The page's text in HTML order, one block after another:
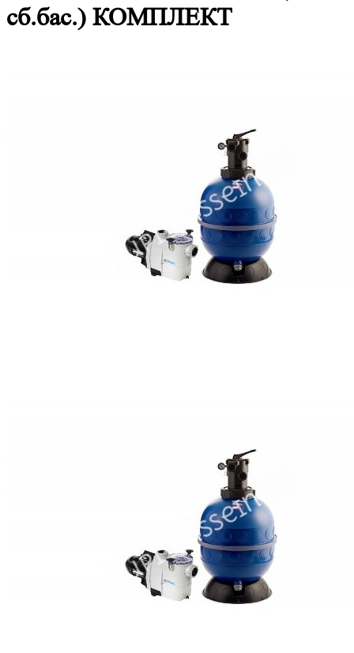
сб.бас.) КОМПЛЕКТ